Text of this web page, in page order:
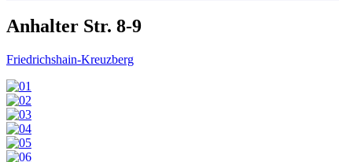
Anhalter Str. 8-9
Friedrichshain-Kreuzberg